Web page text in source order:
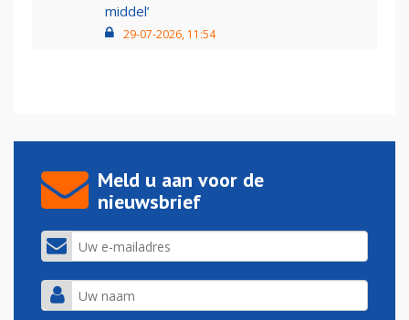
middel’
29-07-2026, 11:54
Meld u aan voor de
nieuwsbrief